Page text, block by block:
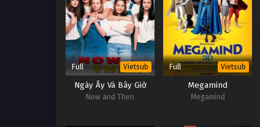
Full Vietsub
Ngày Ấy Và Bây Giờ
Now and Then
Full Vietsub
Megamind
Megamind